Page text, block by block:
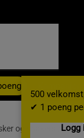
500
✔ 1 poeng
Logg
og shakers /